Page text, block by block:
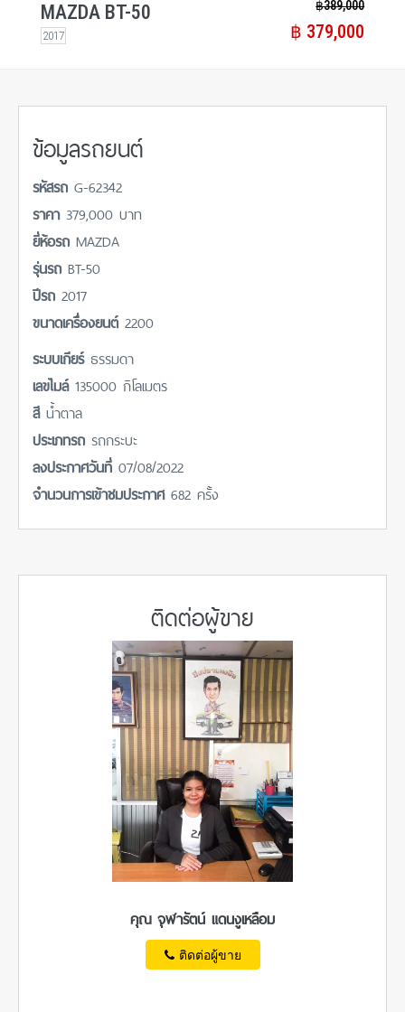
MAZDA BT-50
2017
฿​ 389,000
฿​ 379,000
ข้อมูลรถยนต์
รหัสรถ G-62342
ราคา 379,000 บาท
ยี่ห้อรถ MAZDA
รุ่นรถ BT-50
ปีรถ 2017
ขนาดเครื่องยนต์ 2200
ระบบเกียร์ ธรรมดา
เลขไมล์ 135000 กิโลเมตร
สี น้ำตาล
ประเภทรถ รถกระบะ
ลงประกาศวันที่ 07/08/2022
จำนวนการเข้าชมประกาศ 682 ครั้ง
ติดต่อผู้ขาย
คุณ จุฬารัตน์ แดนงูเหลือม
ติดต่อผู้ขาย